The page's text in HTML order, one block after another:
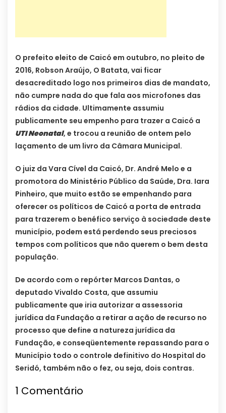
O prefeito eleito de Caicó em outubro, no pleito de
2016, Robson Araújo, O Batata, vai ficar
desacreditado logo nos primeiros dias de mandato,
não cumpre nada do que fala aos microfones das
rádios da cidade. Ultimamente assumiu
publicamente seu empenho para trazer a Caicó a
UTI Neonatal, e trocou a reunião de ontem pelo
laçamento de um livro da Câmara Municipal.
O juiz da Vara Cível da Caicó, Dr. André Melo e a
promotora do Ministério Público da Saúde, Dra. Iara
Pinheiro, que muito estão se empenhando para
oferecer os políticos de Caicó a porta de entrada
para trazerem o benéfico serviço à sociedade deste
município, podem está perdendo seus preciosos
tempos com políticos que não querem o bem desta
população.
De acordo com o repórter Marcos Dantas, o
deputado Vivaldo Costa, que assumiu
publicamente que iria autorizar a assessoria
jurídica da Fundação a retirar a ação de recurso no
processo que define a natureza jurídica da
Fundação, e conseqüentemente repassando para o
Município todo o controle definitivo do Hospital do
Seridó, também não o fez, ou seja, dois contras.
1 Comentário